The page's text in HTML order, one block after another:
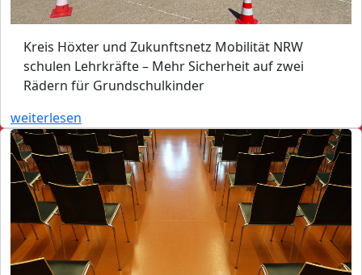
Kreis Höxter und Zukunftsnetz Mobilität NRW
schulen Lehrkräfte – Mehr Sicherheit auf zwei
Rädern für Grundschulkinder
weiterlesen